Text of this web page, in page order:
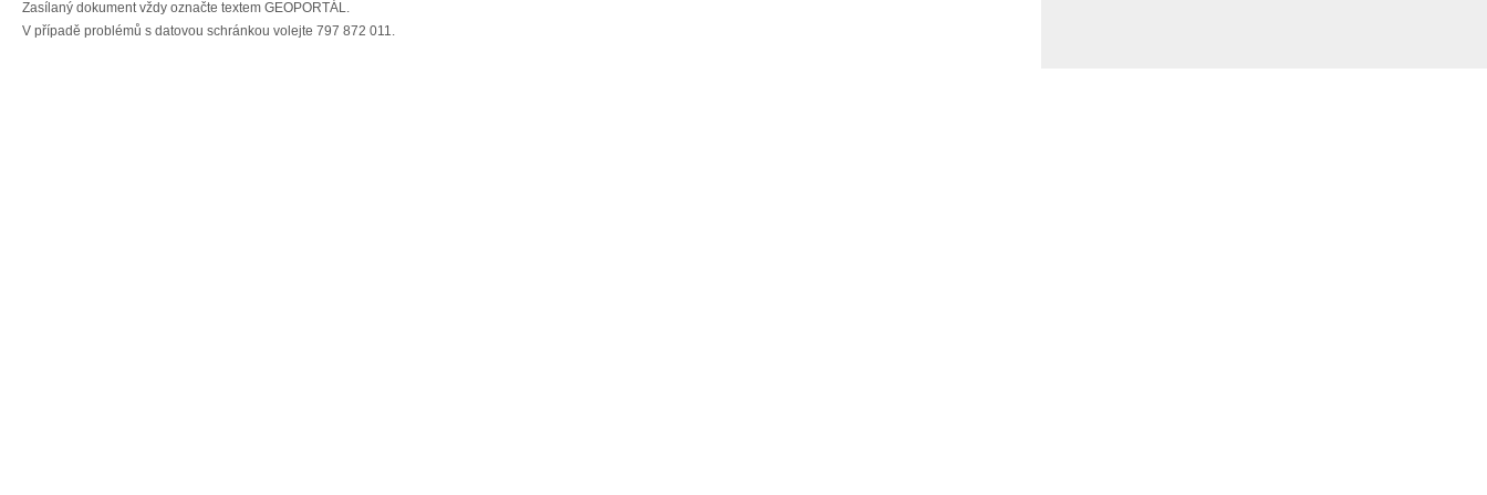
Zasílaný dokument vždy označte textem GEOPORTÁL.
V případě problémů s datovou schránkou volejte 797 872 011.